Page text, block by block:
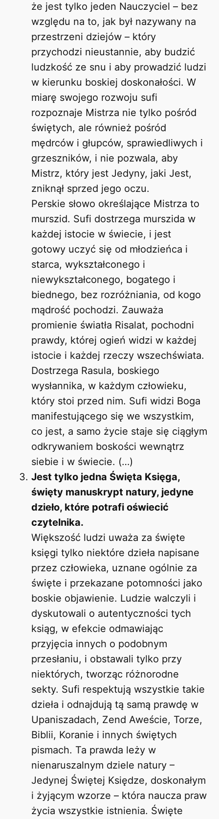
że jest tylko jeden Nauczyciel – bez
względu na to, jak był nazywany na
przestrzeni dziejów – który
przychodzi nieustannie, aby budzić
ludzkość ze snu i aby prowadzić ludzi
w kierunku boskiej doskonałości. W
miarę swojego rozwoju sufi
rozpoznaje Mistrza nie tylko pośród
świętych, ale również pośród
mędrców i głupców, sprawiedliwych i
grzeszników, i nie pozwala, aby
Mistrz, który jest Jedyny, jaki Jest,
zniknął sprzed jego oczu.
Perskie słowo określające Mistrza to
murszid. Sufi dostrzega murszida w
każdej istocie w świecie, i jest
gotowy uczyć się od młodzieńca i
starca, wykształconego i
niewykształconego, bogatego i
biednego, bez rozróżniania, od kogo
mądrość pochodzi. Zauważa
promienie światła Risalat, pochodni
prawdy, której ogień widzi w każdej
istocie i każdej rzeczy wszechświata.
Dostrzega Rasula, boskiego
wysłannika, w każdym człowieku,
który stoi przed nim. Sufi widzi Boga
manifestującego się we wszystkim,
co jest, a samo życie staje się ciągłym
odkrywaniem boskości wewnątrz
siebie i w świecie. (…)
Jest tylko jedna Święta Księga,
święty manuskrypt natury, jedyne
dzieło, które potrafi oświecić
czytelnika.
Większość ludzi uważa za święte
księgi tylko niektóre dzieła napisane
przez człowieka, uznane ogólnie za
święte i przekazane potomności jako
boskie objawienie. Ludzie walczyli i
dyskutowali o autentyczności tych
ksiąg, w efekcie odmawiając
przyjęcia innych o podobnym
przesłaniu, i obstawali tylko przy
niektórych, tworząc różnorodne
sekty. Sufi respektują wszystkie takie
dzieła i odnajdują tą samą prawdę w
Upaniszadach, Zend Aweście, Torze,
Biblii, Koranie i innych świętych
pismach. Ta prawda leży w
nienaruszalnym dziele natury –
Jedynej Świętej Księdze, doskonałym
i żyjącym wzorze – która naucza praw
życia wszystkie istnienia. Święte